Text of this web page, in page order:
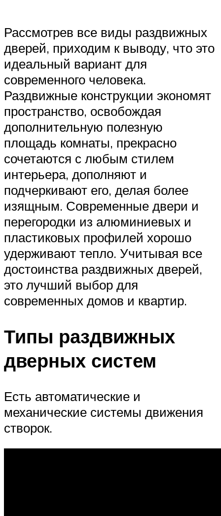
Рассмотрев все виды раздвижных
дверей, приходим к выводу, что это
идеальный вариант для
современного человека.
Раздвижные конструкции экономят
пространство, освобождая
дополнительную полезную
площадь комнаты, прекрасно
сочетаются с любым стилем
интерьера, дополняют и
подчеркивают его, делая более
изящным. Современные двери и
перегородки из алюминиевых и
пластиковых профилей хорошо
удерживают тепло. Учитывая все
достоинства раздвижных дверей,
это лучший выбор для
современных домов и квартир.
Типы раздвижных
дверных систем
Есть автоматические и
механические системы движения
створок.